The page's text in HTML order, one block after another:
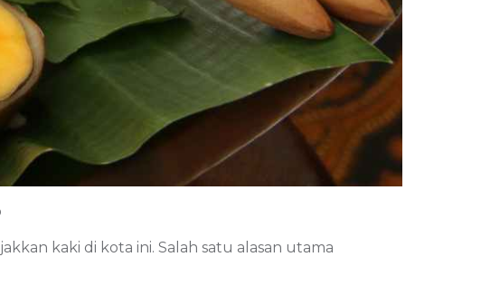
kaki di kota ini. Salah satu alasan utama